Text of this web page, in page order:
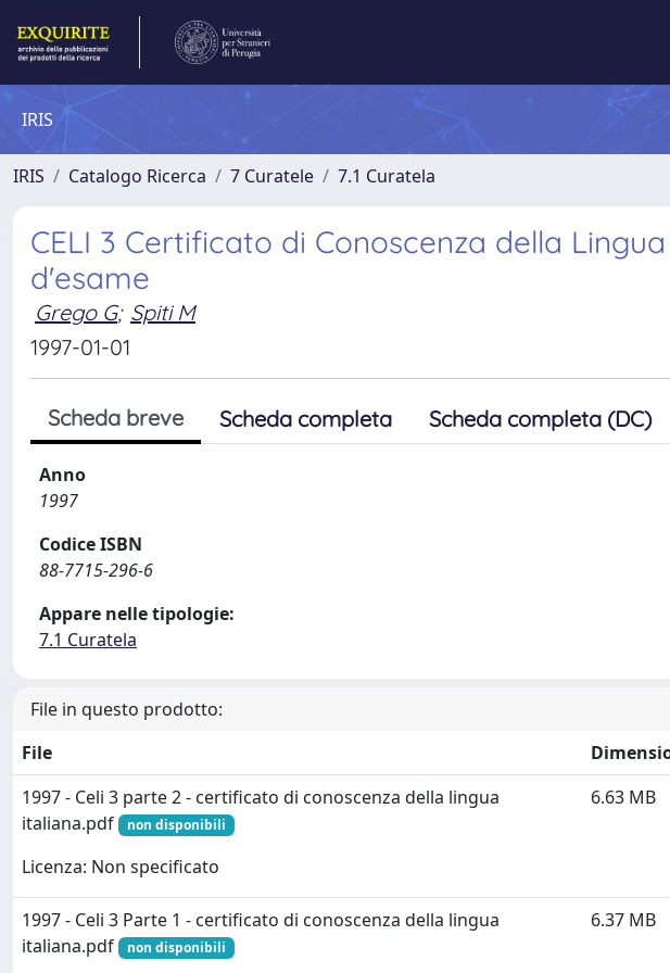
IRIS
IRIS Catalogo Ricerca 7 Curatele 7.1 Curatela
CELI 3 Certificato di Conoscenza della
d'esame
Grego G; Spiti M
1997-01-01
Scheda breve Scheda completa Scheda completa (DC)
Anno
1997
Codice ISBN
88-7715-296-6
Appare nelle tipologie:
7.1 Curatela
File in questo prodotto:
File
1997 - Celi 3 parte 2 - certificato di conoscenza della lingua
italiana.pdf
non disponibili
Licenza: Non specificato
6.63 MB
1997 - Celi 3 Parte 1 - certificato di conoscenza della lingua
italiana.pdf
non disponibili
6.37 MB